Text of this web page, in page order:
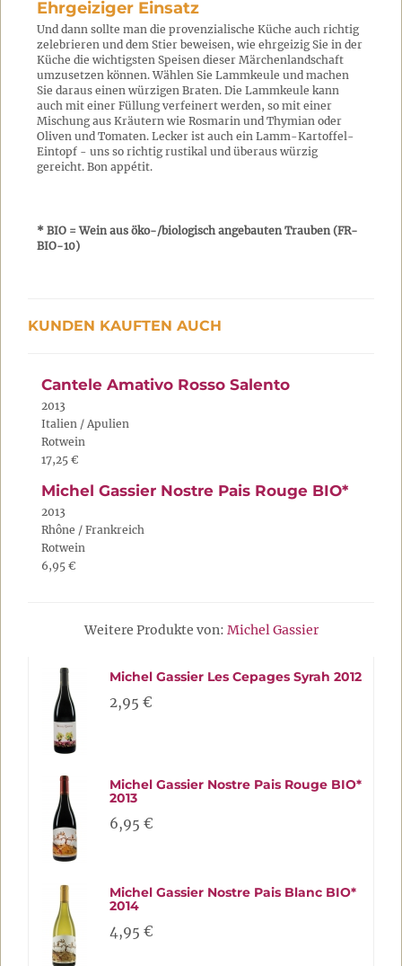
Ehrgeiziger Einsatz
Und dann sollte man die provenzialische Küche auch richtig
zelebrieren und dem Stier beweisen, wie ehrgeizig Sie in der
Küche die wichtigsten Speisen dieser Märchenlandschaft
umzusetzen können. Wählen Sie Lammkeule und machen
Sie daraus einen würzigen Braten. Die Lammkeule kann
auch mit einer Füllung verfeinert werden, so mit einer
Mischung aus Kräutern wie Rosmarin und Thymian oder
Oliven und Tomaten. Lecker ist auch ein Lamm-Kartoffel-
Eintopf - uns so richtig rustikal und überaus würzig
gereicht. Bon appétit.
* BIO = Wein aus öko-/biologisch angebauten Trauben (FR-
BIO-10)
KUNDEN KAUFTEN AUCH
Cantele Amativo Rosso Salento
2013
Italien / Apulien
Rotwein
17,25 €
Michel Gassier Nostre Pais Rouge BIO*
2013
Rhône / Frankreich
Rotwein
6,95 €
Weitere Produkte von: Michel Gassier
Michel Gassier Les Cepages Syrah 2012
2,95 €
Michel Gassier Nostre Pais Rouge BIO*
2013
6,95 €
Michel Gassier Nostre Pais Blanc BIO*
2014
4,95 €